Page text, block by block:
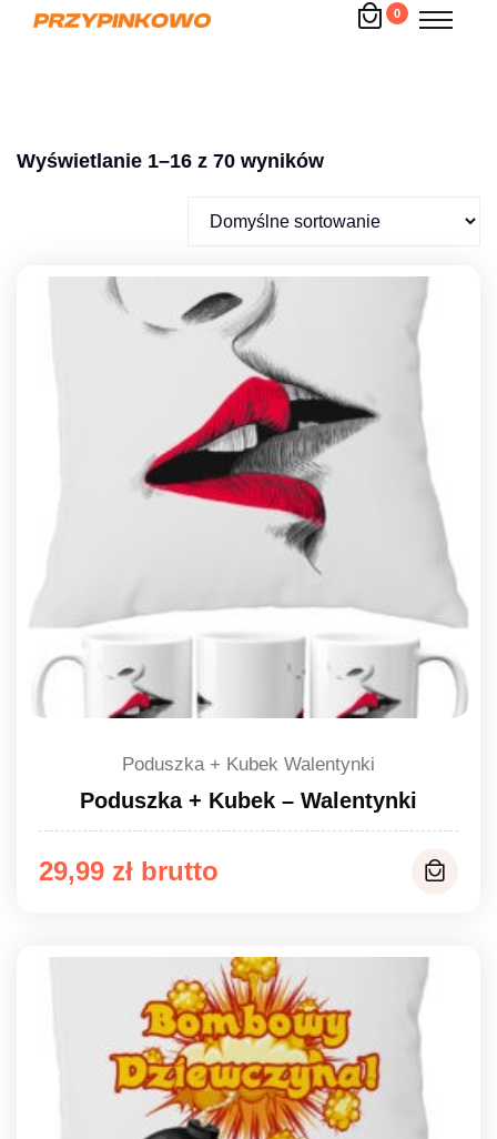
0
Wyświetlanie 1–16 z 70 wyników
Poduszka + Kubek Walentynki
Poduszka + Kubek – Walentynki
29,99 zł